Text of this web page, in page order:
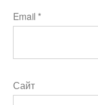
Email *
Сайт